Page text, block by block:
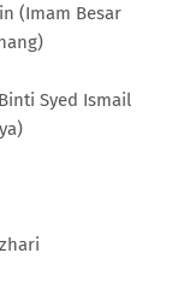
(Imam Besar
Syed Ismail